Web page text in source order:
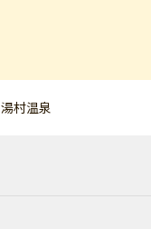
湯村温泉